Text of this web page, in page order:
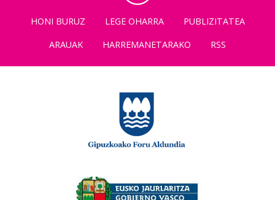
HONI BURUZ LEGE OHARRA
PUBLIZITATEA
ARAUAK
HARREMANETARAKO RSS